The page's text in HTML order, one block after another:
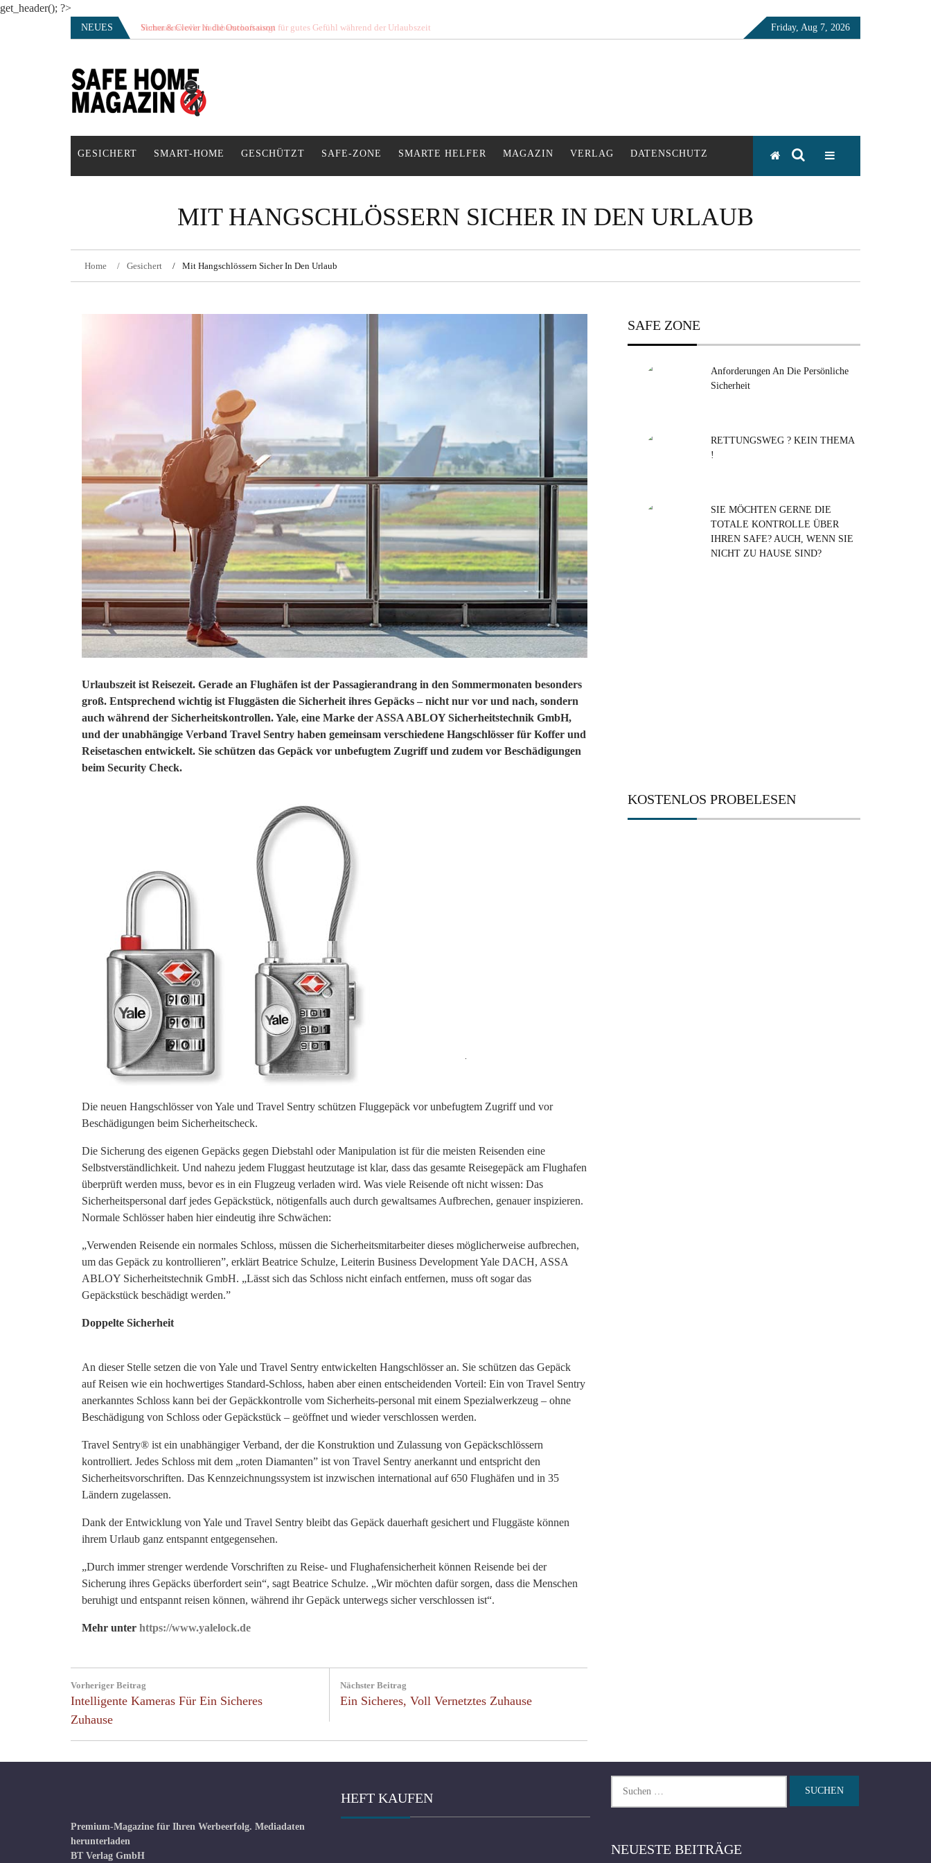
get_header(); ?>
NEUES Vertrauensvolle Nachbarschaft sorgt für gutes Gefühl während der Urlaubszeit Friday, Aug 7, 2026
SAFE HOME Magazin
Sicherlich sicher ich
GESICHERT SMART-HOME GESCHÜTZT SAFE-ZONE SMARTE HELFER MAGAZIN VERLAG DATENSCHUTZ
MIT HANGSCHLÖSSERN SICHER IN DEN URLAUB
Home Gesichert Mit Hangschlössern Sicher In Den Urlaub
Urlaubszeit ist Reisezeit. Gerade an Flughäfen ist der Passagierandrang in den Sommermonaten besonders
groß. Entsprechend wichtig ist Fluggästen die Sicherheit ihres Gepäcks – nicht nur vor und nach, sondern
auch während der Sicherheitskontrollen. Yale, eine Marke der ASSA ABLOY Sicherheitstechnik GmbH,
und der unabhängige Verband Travel Sentry haben gemeinsam verschiedene Hangschlösser für Koffer und
Reisetaschen entwickelt. Sie schützen das Gepäck vor unbefugtem Zugriff und zudem vor Beschädigungen
beim Security Check.
Die neuen Hangschlösser von Yale und Travel Sentry schützen Fluggepäck vor unbefugtem Zugriff und vor
Beschädigungen beim Sicherheitscheck.
Die Sicherung des eigenen Gepäcks gegen Diebstahl oder Manipulation ist für die meisten Reisenden eine
Selbstverständlichkeit. Und nahezu jedem Fluggast heutzutage ist klar, dass das gesamte Reisegepäck am Flughafen
überprüft werden muss, bevor es in ein Flugzeug verladen wird. Was viele Reisende oft nicht wissen: Das
Sicherheitspersonal darf jedes Gepäckstück, nötigenfalls auch durch gewaltsames Aufbrechen, genauer inspizieren.
Normale Schlösser haben hier eindeutig ihre Schwächen:
„Verwenden Reisende ein normales Schloss, müssen die Sicherheitsmitarbeiter dieses möglicherweise aufbrechen,
um das Gepäck zu kontrollieren”, erklärt Beatrice Schulze, Leiterin Business Development Yale DACH, ASSA
ABLOY Sicherheitstechnik GmbH. „Lässt sich das Schloss nicht einfach entfernen, muss oft sogar das
Gepäckstück beschädigt werden.”
Doppelte Sicherheit
An dieser Stelle setzen die von Yale und Travel Sentry entwickelten Hangschlösser an. Sie schützen das Gepäck
auf Reisen wie ein hochwertiges Standard-Schloss, haben aber einen entscheidenden Vorteil: Ein von Travel Sentry
anerkanntes Schloss kann bei der Gepäckkontrolle vom Sicherheits-personal mit einem Spezialwerkzeug – ohne
Beschädigung von Schloss oder Gepäckstück – geöffnet und wieder verschlossen werden.
Travel Sentry® ist ein unabhängiger Verband, der die Konstruktion und Zulassung von Gepäckschlössern
kontrolliert. Jedes Schloss mit dem „roten Diamanten” ist von Travel Sentry anerkannt und entspricht den
Sicherheitsvorschriften. Das Kennzeichnungssystem ist inzwischen international auf 650 Flughäfen und in 35
Ländern zugelassen.
Dank der Entwicklung von Yale und Travel Sentry bleibt das Gepäck dauerhaft gesichert und Fluggäste können
ihrem Urlaub ganz entspannt entgegensehen.
„Durch immer strenger werdende Vorschriften zu Reise- und Flughafensicherheit können Reisende bei der
Sicherung ihres Gepäcks überfordert sein“, sagt Beatrice Schulze. „Wir möchten dafür sorgen, dass die Menschen
beruhigt und entspannt reisen können, während ihr Gepäck unterwegs sicher verschlossen ist“.
Mehr unter https://www.yalelock.de
Vorheriger Beitrag
Previous
Post:
Intelligente Kameras Für Ein Sicheres
Zuhause
Nächster Beitrag
Next
Ein Sicheres, Voll Vernetztes Zuhause
SAFE ZONE
Anforderungen An Die Persönliche
Sicherheit
RETTUNGSWEG ? KEIN THEMA
!
SIE MÖCHTEN GERNE DIE
TOTALE KONTROLLE ÜBER
IHREN SAFE? AUCH, WENN SIE
NICHT ZU HAUSE SIND?
KOSTENLOS PROBELESEN
Premium-Magazine für Ihren Werbeerfolg. Mediadaten
herunterladen
BT Verlag GmbH
HEFT KAUFEN
nach:
NEUESTE BEITRÄGE